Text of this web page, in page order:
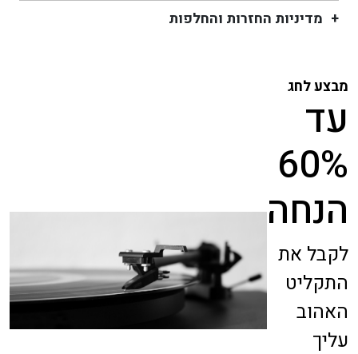
מדיניות החזרות והחלפות
מבצע לחג
עד
60%
הנחה
לקבל את
התקליט
האהוב
עליך